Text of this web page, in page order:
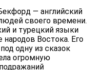
— английский
своего времени.
и турецкий языки
народов Востока. Его
одну из сказок
огромную